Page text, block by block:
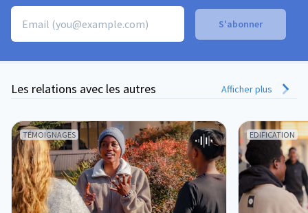
Les relations avec les autres Afficher plus
TÉMOIGNAGES EDIFICATION